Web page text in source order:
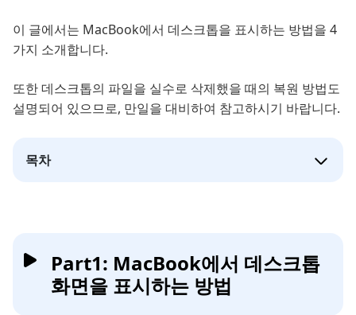
이 글에서는 MacBook에서 데스크톱을 표시하는 방법을 4
가지 소개합니다.
또한 데스크톱의 파일을 실수로 삭제했을 때의 복원 방법도
설명되어 있으므로, 만일을 대비하여 참고하시기 바랍니다.
목차
Part1: MacBook에서 데스크톱
화면을 표시하는 방법